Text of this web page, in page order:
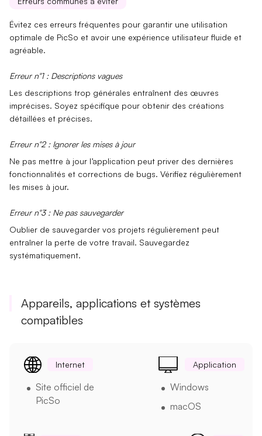
Évitez ces erreurs fréquentes pour garantir une utilisation
optimale de PicSo et avoir une expérience utilisateur fluide et
agréable.
Erreur n°1 : Descriptions vagues
Les descriptions trop générales entraînent des œuvres
imprécises. Soyez spécifique pour obtenir des créations
détaillées et précises.
Erreur n°2 : Ignorer les mises à jour
Ne pas mettre à jour l’application peut priver des dernières
fonctionnalités et corrections de bugs. Vérifiez régulièrement
les mises à jour.
Erreur n°3 : Ne pas sauvegarder
Oublier de sauvegarder vos projets régulièrement peut
entraîner la perte de votre travail. Sauvegardez
systématiquement.
Appareils, applications et systèmes
compatibles
Internet
Site officiel de
PicSo
Application
Windows
macOS